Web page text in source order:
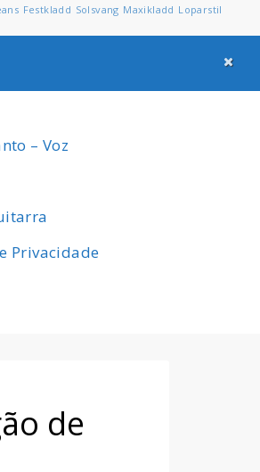
Festkladd Solsvang Maxikladd Loparstil
– Voz
Privacidade
de